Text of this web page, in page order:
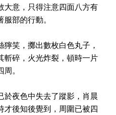
大意，只得注意四面八方有
部的行動。
笑，擲出數枚白色丸子，
斬碎，火光炸裂，頓時一片
。
於夜色中失去了蹤影，肖晨
才後知後覺到，周圍已被四